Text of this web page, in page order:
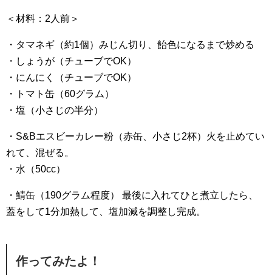
＜材料：2人前＞
・タマネギ（約1個）みじん切り、飴色になるまで炒める
・しょうが（チューブでOK）
・にんにく（チューブでOK）
・トマト缶（60グラム）
・塩（小さじの半分）
・S&Bエスビーカレー粉（赤缶、小さじ2杯）火を止めてい
れて、混ぜる。
・水（50cc）
・鯖缶（190グラム程度） 最後に入れてひと煮立したら、
蓋をして1分加熱して、塩加減を調整し完成。
作ってみたよ！